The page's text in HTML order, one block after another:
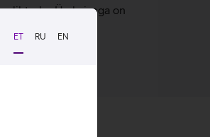
ET RU EN
lihtsaks. Ümbrisega on